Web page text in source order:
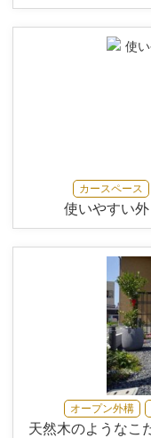
カースペース
使いやすい
オープン外構
天然木のような